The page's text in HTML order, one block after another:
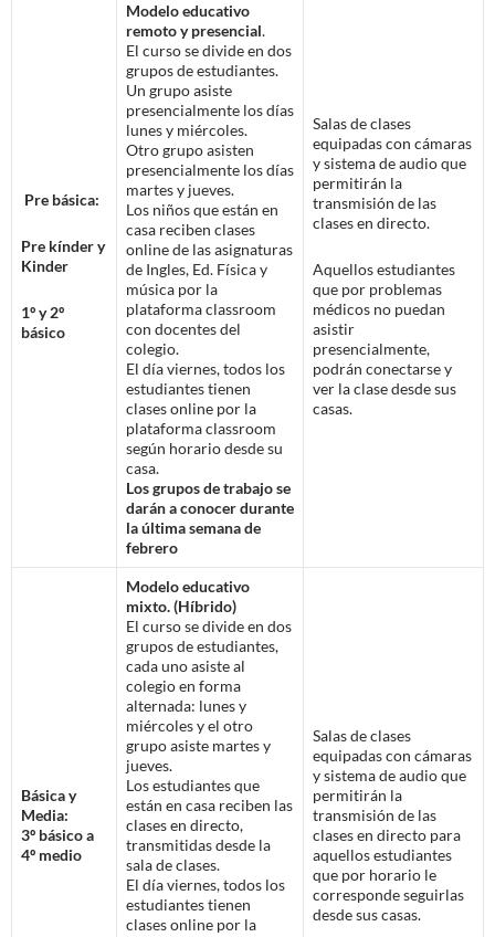
Pre básica:
Pre kínder y
Kinder
1º y 2º
básico
Modelo educativo
remoto y presencial.
El curso se divide en dos
grupos de estudiantes.
Un grupo asiste
presencialmente los días
lunes y miércoles.
Otro grupo asisten
presencialmente los días
martes y jueves.
Los niños que están en
casa reciben clases
online de las asignaturas
de Ingles, Ed. Física y
música por la
plataforma classroom
con docentes del
colegio.
El día viernes, todos los
estudiantes tienen
clases online por la
plataforma classroom
según horario desde su
casa.
Los grupos de trabajo se
darán a conocer durante
la última semana de
febrero
Salas de clases
equipadas con cámaras
y sistema de audio que
permitirán la
transmisión de las
clases en directo.
Aquellos estudiantes
que por problemas
médicos no puedan
asistir
presencialmente,
podrán conectarse y
ver la clase desde sus
casas.
Básica y
Media:
3º básico a
4º medio
Modelo educativo
mixto. (Híbrido)
El curso se divide en dos
grupos de estudiantes,
cada uno asiste al
colegio en forma
alternada: lunes y
miércoles y el otro
grupo asiste martes y
jueves.
Los estudiantes que
están en casa reciben las
clases en directo,
transmitidas desde la
sala de clases.
El día viernes, todos los
estudiantes tienen
clases online por la
Salas de clases
equipadas con cámaras
y sistema de audio que
permitirán la
transmisión de las
clases en directo para
aquellos estudiantes
que por horario le
corresponde seguirlas
desde sus casas.